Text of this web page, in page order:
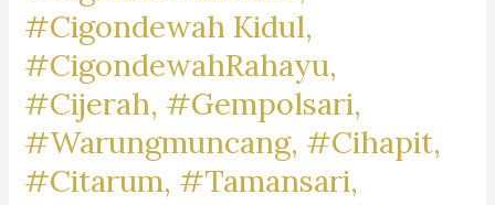
#Cigondewah Kidul,
#CigondewahRahayu,
#Cijerah, #Gempolsari,
#Warungmuncang, #Cihapit,
#Citarum, #Tamansari,